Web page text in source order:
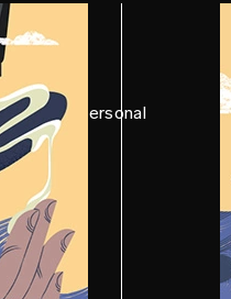
的LELO Personal
。